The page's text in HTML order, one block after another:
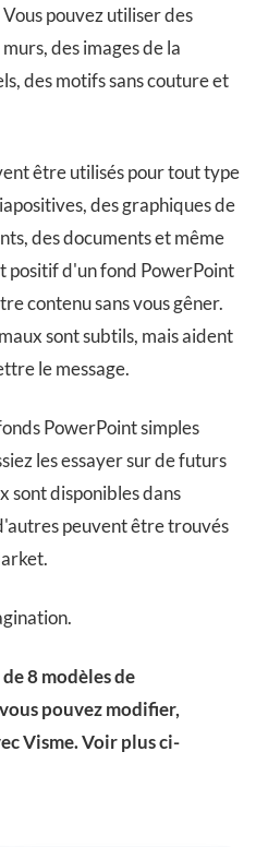
pouvez utiliser des
des images de la
des motifs sans couture et
être utilisés pour tout type
des graphiques de
des documents et même
positif d'un fond PowerPoint
contenu sans vous gêner.
sont subtils, mais aident
le message.
PowerPoint simples
les essayer sur de futurs
sont disponibles dans
peuvent être trouvés
8 modèles de
pouvez modifier,
Visme. Voir plus ci-